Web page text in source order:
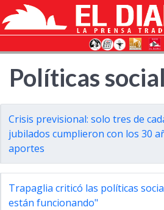
Políticas
Crisis previsional: solo tres de
jubilados cumplieron con los 30
aportes
Trapaglia criticó las políticas
están funcionando"